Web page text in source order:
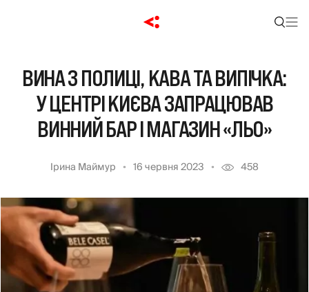
ВИНА З ПОЛИЦІ, КАВА ТА ВИПІЧКА:
У ЦЕНТРІ КИЄВА ЗАПРАЦЮВАВ
ВИННИЙ БАР І МАГАЗИН «ЛЬО»
Ірина Маймур 16 червня 2023 458